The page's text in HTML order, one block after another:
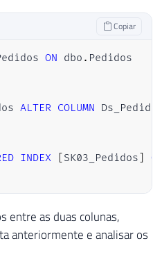
Copiar
ON dbo . Pedidos
ALTER COLUMN
INDEX [SK03_Pedidos]
entre as duas colunas,
anteriormente e analisar os